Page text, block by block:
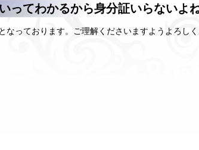
ってわかるから身分証いらないよ
なっております。ご理解くださいますようよろしく